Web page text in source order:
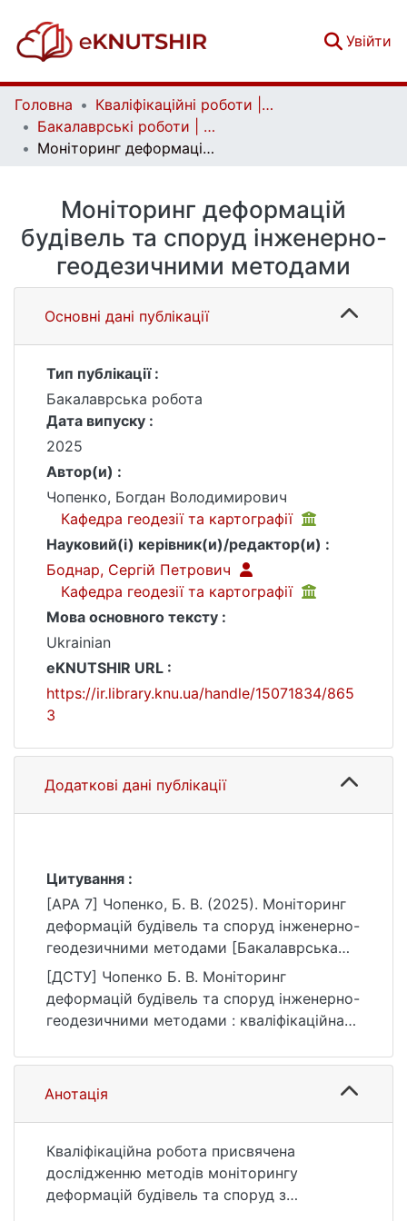
Увійти
Головна
Кваліфікаційні роботи | Qualifying works
Бакалаврські роботи | Bachelor theses
Моніторинг деформацій будівель та споруд інженерно-геодезичними методами
Моніторинг деформацій
будівель та споруд інженерно-
геодезичними методами
Основні дані публікації
Тип публікації :
Бакалаврська робота
Дата випуску :
2025
Автор(и) :
Чопенко, Богдан Володимирович
Кафедра геодезії та картографії
Науковий(і) керівник(и)/редактор(и) :
Боднар, Сергій Петрович
Кафедра геодезії та картографії
Мова основного тексту :
Ukrainian
eKNUTSHIR URL :
https://ir.library.knu.ua/handle/15071834/865
3
Додаткові дані публікації
Цитування :
[APA 7] Чопенко, Б. В. (2025). Моніторинг
деформацій будівель та споруд інженерно-
геодезичними методами [Бакалаврська
робота, Київський національний
університет імені Тараса Шевченка].
eKNUTSHIR.
3
[ДСТУ] Чопенко Б. В. Моніторинг
деформацій будівель та споруд інженерно-
геодезичними методами : кваліфікаційна
будівництво / наук. кер. С. П. Боднар. Київ,
2025. 52 с. URL:
https://ir.library.knu.ua/handle/15071834/865
Анотація
Кваліфікаційна робота присвячена
дослідженню методів моніторингу
деформацій будівель та споруд з